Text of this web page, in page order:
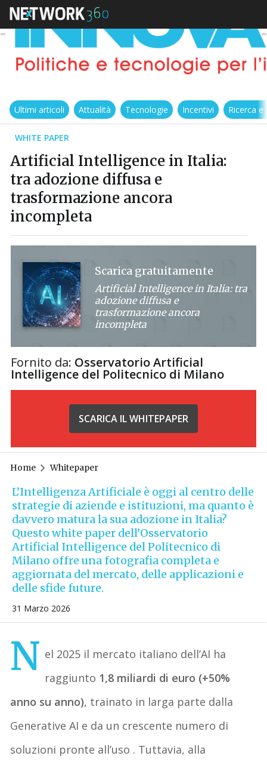
Ultimi articoli Attualità Tecnologie Incentivi Ricerca
WHITE PAPER
Artificial Intelligence in Italia:
tra adozione diffusa e
trasformazione ancora
incompleta
Scarica gratuitamente
Artificial Intelligence in Italia: tra
adozione diffusa e
trasformazione ancora
incompleta
Fornito da: Osservatorio Artificial
Intelligence del Politecnico di Milano
SCARICA IL WHITEPAPER
Home Whitepaper
L’Intelligenza Artificiale è oggi al centro delle
strategie di aziende e istituzioni, ma quanto è
davvero matura la sua adozione in Italia?
Questo white paper dell’Osservatorio
Artificial Intelligence del Politecnico di
Milano offre una fotografia completa e
aggiornata del mercato, delle applicazioni e
delle sfide future.
31 Marzo 2026
N el 2025 il mercato italiano dell’AI ha
raggiunto 1,8 miliardi di euro (+50%
anno su anno), trainato in larga parte dalla
Generative AI e da un crescente numero di
soluzioni pronte all’uso . Tuttavia, alla